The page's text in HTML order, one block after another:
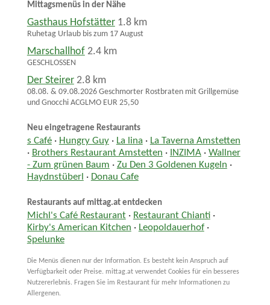
Mittagsmenüs in der Nähe
Gasthaus Hofstätter 1.8 km
Ruhetag Urlaub bis zum 17 August
Marschallhof 2.4 km
GESCHLOSSEN
Der Steirer 2.8 km
08.08. & 09.08.2026 Geschmorter Rostbraten mit Grillgemüse
und Gnocchi ACGLMO EUR 25,50
Neu eingetragene Restaurants
s Café· Hungry Guy· La lina · La Taverna Amstetten
· Brothers Restaurant Amstetten · INZIMA· Wallner
- Zum grünen Baum · Zu Den 3 Goldenen Kugeln ·
Haydnstüberl · Donau Cafe
Restaurants auf mittag.at entdecken
Michl's Café Restaurant· Restaurant Chianti·
Kirby's American Kitchen · Leopoldauerhof·
Spelunke
Die Menüs dienen nur der Information. Es besteht kein Anspruch auf
Verfügbarkeit oder Preise. mittag.at verwendet Cookies für ein besseres
Nutzererlebnis. Fragen Sie im Restaurant für mehr Informationen zu
Allergenen.